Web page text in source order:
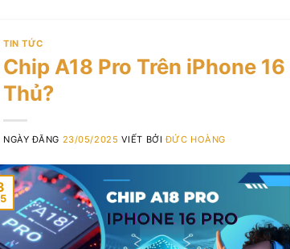
TIN TỨC
Chip A18 Pro Trên iPhone
Thủ?
NGÀY ĐĂNG 23/05/2025 VIẾT BỞIĐỨC HOÀNG